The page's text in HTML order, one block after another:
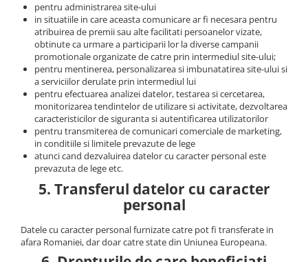
pentru administrarea site-ului
in situatiile in care aceasta comunicare ar fi necesara pentru
atribuirea de premii sau alte facilitati persoanelor vizate,
obtinute ca urmare a participarii lor la diverse campanii
promotionale organizate de catre prin intermediul site-ului;
pentru mentinerea, personalizarea si imbunatatirea site-ului si
a serviciilor derulate prin intermediul lui
pentru efectuarea analizei datelor, testarea si cercetarea,
monitorizarea tendintelor de utilizare si activitate, dezvoltarea
caracteristicilor de siguranta si autentificarea utilizatorilor
pentru transmiterea de comunicari comerciale de marketing,
in conditiile si limitele prevazute de lege
atunci cand dezvaluirea datelor cu caracter personal este
prevazuta de lege etc.
5. Transferul datelor cu caracter
personal
Datele cu caracter personal furnizate catre pot fi transferate in
afara Romaniei, dar doar catre state din Uniunea Europeana.